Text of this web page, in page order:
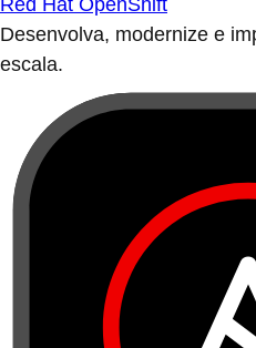
Red Hat OpenShift
Desenvolva, modernize e
escala.